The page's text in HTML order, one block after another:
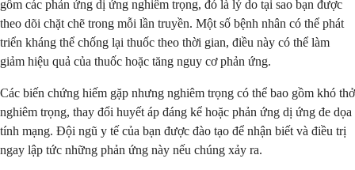
gồm các phản ứng dị ứng nghiêm trọng, đó là lý do tại sao bạn được
theo dõi chặt chẽ trong mỗi lần truyền. Một số bệnh nhân có thể phát
triển kháng thể chống lại thuốc theo thời gian, điều này có thể làm
giảm hiệu quả của thuốc hoặc tăng nguy cơ phản ứng.
Các biến chứng hiếm gặp nhưng nghiêm trọng có thể bao gồm khó thở
nghiêm trọng, thay đổi huyết áp đáng kể hoặc phản ứng dị ứng đe dọa
tính mạng. Đội ngũ y tế của bạn được đào tạo để nhận biết và điều trị
ngay lập tức những phản ứng này nếu chúng xảy ra.